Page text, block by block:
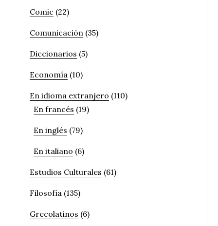
Comic (22)
Comunicación (35)
Diccionarios (5)
Economía (10)
En idioma extranjero (110)
En francés (19)
En inglés (79)
En italiano (6)
Estudios Culturales (61)
Filosofía (135)
Grecolatinos (6)